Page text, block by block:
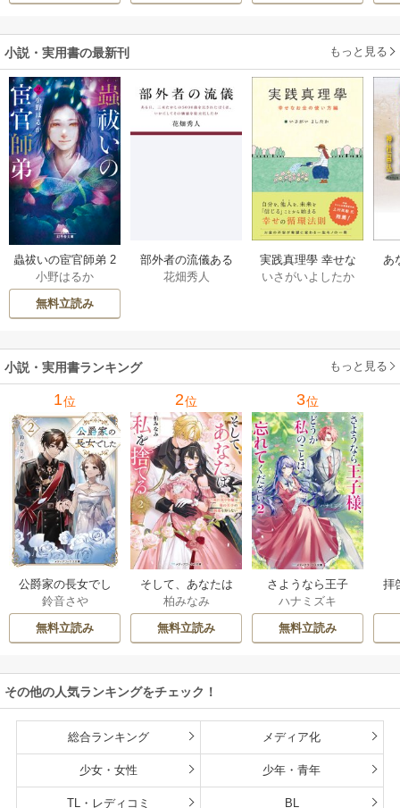
小説・実用書の最新刊 もっと見る
蟲祓いの宦官師弟 2
巻
小野はるか
無料立読み
部外者の流儀ある
日、三木たかしの5
したか 1巻
花畑秀人
実践真理學 幸せな
お金の使い方編 1巻
いさがいよしたか
あ
小説・実用書ランキング もっと見る
1位
公爵家の長女でし
た
鈴音さや
無料立読み
2位
そして、あなたは
私を捨てる
柏みなみ
無料立読み
3位
さようなら王子
様、どうか私のこ
とは忘れてくださ
い
ハナミズキ
無料立読み
拝
その他の人気ランキングをチェック！
総合ランキング メディア化
少女・女性 少年・青年
TL・レディコミ BL